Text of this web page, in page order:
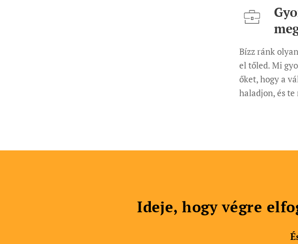
Bízz ránk
el tőled. Mi
őket, hogy a
haladjon, és
Ideje, hogy végre